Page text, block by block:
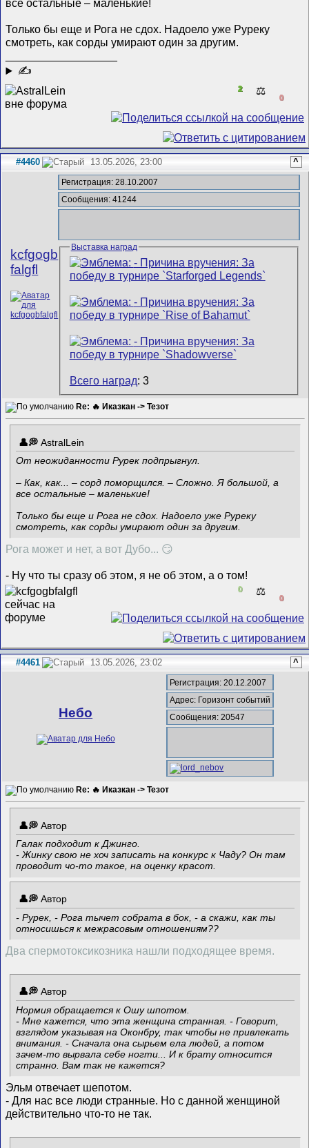
все остальные – маленькие!
Только бы еще и Рога не сдох. Надоело уже Руреку
смотреть, как сорды умирают один за другим.
✍
2 ⚖️
0
#4460 13.05.2026, 23:00 ^
kcfgogb
falgfl
Регистрация: 28.10.2007
Сообщения: 41244
Выставка наград
Всего наград: 3
Re: 🔥 Иказкан -> Тезот
AstralLein
От неожиданности Рурек подпрыгнул.
– Как, как... – сорд поморщился. – Сложно. Я большой, а
все остальные – маленькие!
Только бы еще и Рога не сдох. Надоело уже Руреку
смотреть, как сорды умирают один за другим.
Рога может и нет, а вот Дубо... 😏
- Ну что ты сразу об этом, я не об этом, а о том!
0 ⚖️
0
#4461 13.05.2026, 23:02 ^
Небо
Регистрация: 20.12.2007
Адрес: Горизонт событий
Сообщения: 20547
Re: 🔥 Иказкан -> Тезот
Автор
Галак подходит к Джинго.
- Жинку свою не хоч записать на конкурс к Чаду? Он там
проводит чо-то такое, на оценку красот.
Автор
- Рурек, - Рога тычет собрата в бок, - а скажи, как ты
относишься к межрасовым отношениям??
Два спермотоксикозника нашли подходящее время.
Автор
Нормия обращается к Ошу шпотом.
- Мне кажется, что эта женщина странная. - Говорит,
взглядом указывая на Оконбру, так чтобы не привлекать
внимания. - Сначала она сырьем ела людей, а потом
зачем-то вырвала себе ногти... И к брату относится
странно. Вам так не кажется?
Эльм отвечает шепотом.
- Для нас все люди странные. Но с данной женщиной
действительно что-то не так.